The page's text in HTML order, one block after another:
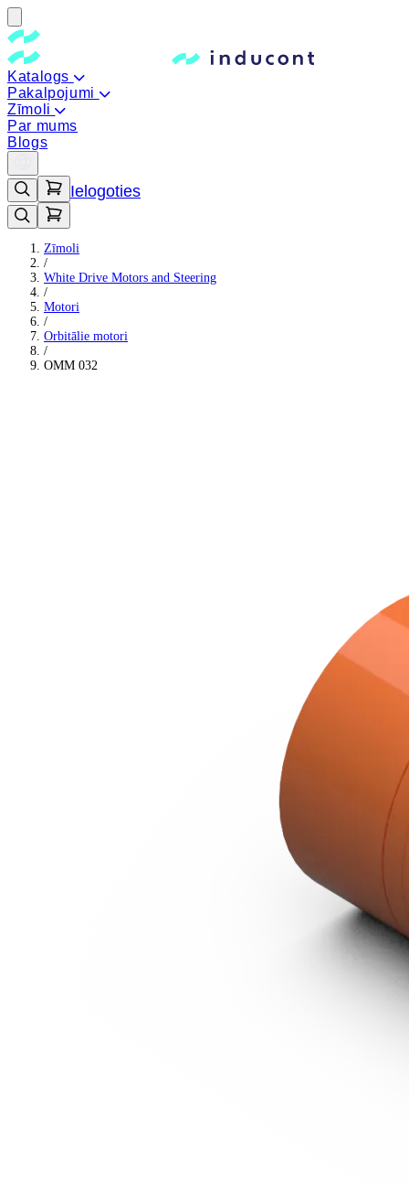
Katalogs
Pakalpojumi
Zīmoli
Par mums
Blogs
Ielogoties
Zīmoli
/
White Drive Motors and Steering
/
Motori
/
Orbitālie motori
/
OMM 032